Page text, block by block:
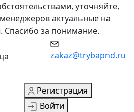
уточняйте,
актуальные на
за понимание.
zakaz@trybapnd.ru
Регистрация
Войти